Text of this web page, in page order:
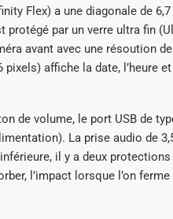
Flex) a une diagonale de
protégé par un verre ultra fin
avant avec une résoution
pixels) affiche la date, l’heure
de volume, le port USB de
La prise audio de
il y a deux
l’impact lorsque l’on